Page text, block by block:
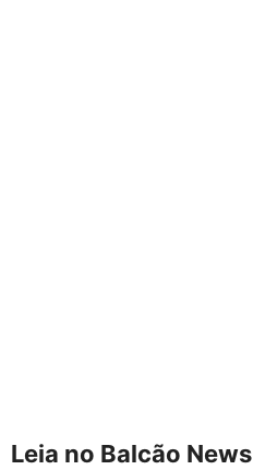
Leia no Balcão News